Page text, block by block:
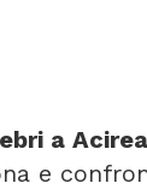
a
e